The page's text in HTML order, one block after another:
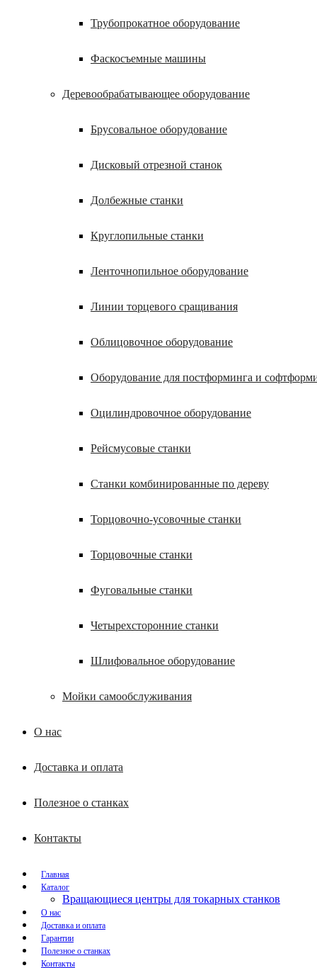
Трубопрокатное оборудование
Фаскосъемные машины
Деревообрабатывающее оборудование
Брусовальное оборудование
Дисковый отрезной станок
Долбежные станки
Круглопильные станки
Ленточнопильное оборудование
Линии торцевого сращивания
Облицовочное оборудование
Оборудование для постформинга и
Оцилиндровочное оборудование
Рейсмусовые станки
Станки комбинированные по дереву
Торцовочно-усовочные станки
Торцовочные станки
Фуговальные станки
Четырехсторонние станки
Шлифовальное оборудование
Мойки самообслуживания
О нас
Доставка и оплата
Полезное о станках
Контакты
Главная
Каталог
Вращающиеся центры для токарных станков
О нас
Доставка и оплата
Гарантии
Полезное о станках
Контакты